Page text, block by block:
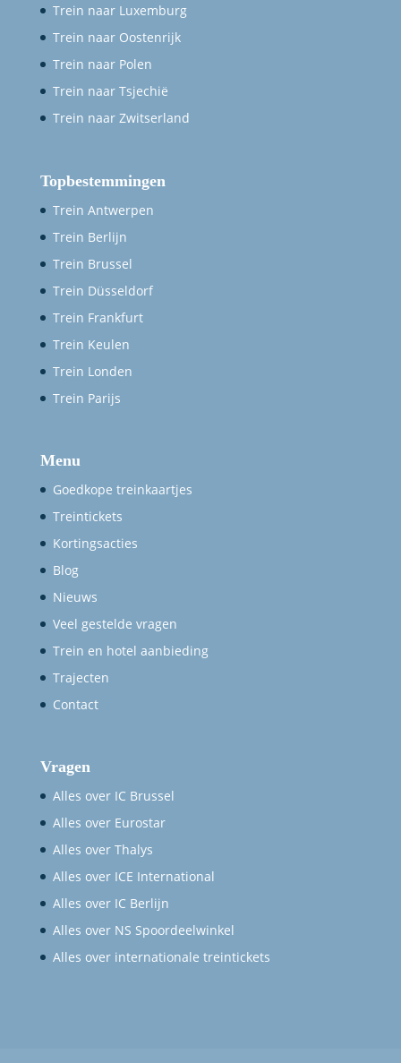
Trein naar Luxemburg
Trein naar Oostenrijk
Trein naar Polen
Trein naar Tsjechië
Trein naar Zwitserland
Topbestemmingen
Trein Antwerpen
Trein Berlijn
Trein Brussel
Trein Düsseldorf
Trein Frankfurt
Trein Keulen
Trein Londen
Trein Parijs
Menu
Goedkope treinkaartjes
Treintickets
Kortingsacties
Blog
Nieuws
Veel gestelde vragen
Trein en hotel aanbieding
Trajecten
Contact
Vragen
Alles over IC Brussel
Alles over Eurostar
Alles over Thalys
Alles over ICE International
Alles over IC Berlijn
Alles over NS Spoordeelwinkel
Alles over internationale treintickets